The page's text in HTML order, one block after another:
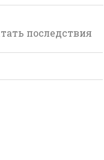
последствия